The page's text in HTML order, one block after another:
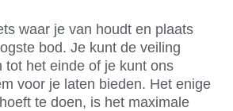
waar je van houdt en plaats
bod. Je kunt de veiling
tot het einde of je kunt ons
voor je laten bieden. Het enige
te doen, is het maximale